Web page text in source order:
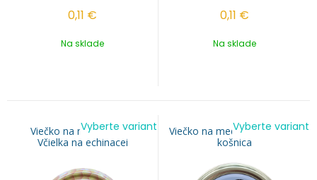
0,11 €
Na sklade
0,11 €
Na sklade
Viečko na med TO 82 -
Včielka na echinacei
Vyberte variant
Viečko na med TO 82 - Zlatá
košnica
Vyberte variant